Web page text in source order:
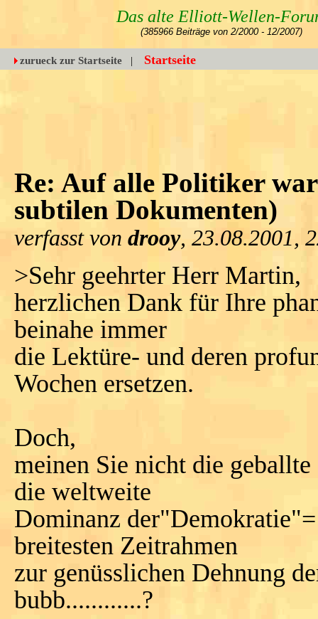
Das alte Elliott-Wellen-
(385966 Beiträge von 2/2000 - 12/2007)
zurueck zur Startseite | Startseite
Re: Auf alle Politiker
subtilen Dokumenten)
verfasst von drooy, 23.08.2001,
>Sehr geehrter Herr Martin,
herzlichen Dank für Ihre
beinahe immer
die Lektüre- und deren
Wochen ersetzen.
Doch,
meinen Sie nicht die
die weltweite
Dominanz
breitesten Zeitrahmen
zur genüsslichen Dehnung
bubb............?